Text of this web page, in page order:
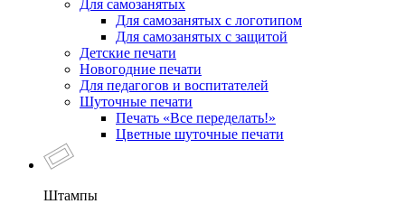
Для самозанятых
Для самозанятых с логотипом
Для самозанятых с защитой
Детские печати
Новогодние печати
Для педагогов и воспитателей
Шуточные печати
Печать «Все переделать!»
Цветные шуточные печати
Штампы